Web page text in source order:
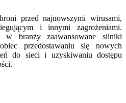
przed najnowszymi wirusami,
i innymi zagrożeniami.
w branży zaawansowane silniki
przedostawaniu się nowych
do sieci i uzyskiwaniu dostępu